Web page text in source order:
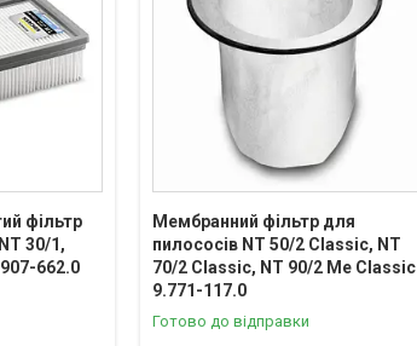
фільтр
30/1,
662.0
Мембранний фільтр для
пилососів NT 50/2 Classic, NT
70/2 Classic, NT 90/2 Me Classic
9.771-117.0
Готово до відправки